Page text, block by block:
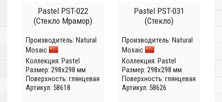
Pastel PST-022
(Стекло Мрамор)
Производитель: Natural
Mosaic
Коллекция: Pastel
Размер: 298x298 мм
Поверхность: глянцевая
Артикул: 58618
Pastel PST-031
(Стекло)
Производитель: Natural
Mosaic
Коллекция: Pastel
Размер: 298x298 мм
Поверхность: глянцевая
Артикул: 58626